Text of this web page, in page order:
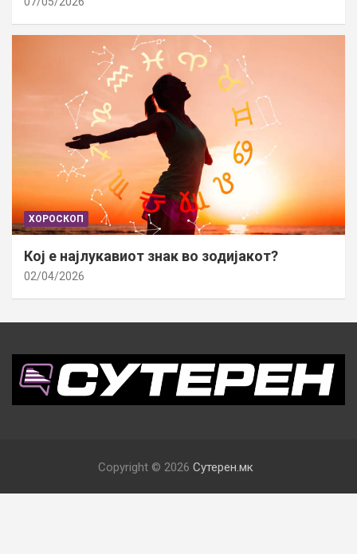
ХОРОСКОП
Кој е најлукавиот знак во зодијакот?
02/04/2026
Copyright © 2026 Сутерен.мк